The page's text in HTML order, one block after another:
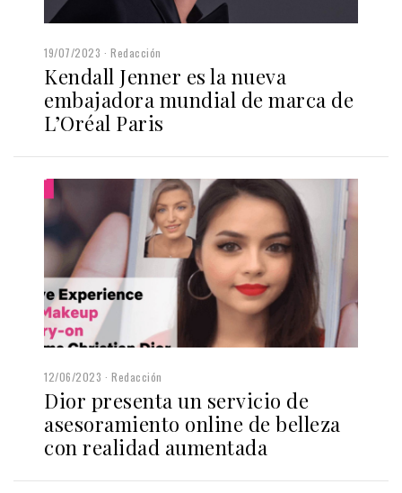
19/07/2023 Redacción
Kendall Jenner es la nueva
embajadora mundial de marca de
L’Oréal Paris
12/06/2023 Redacción
Dior presenta un servicio de
asesoramiento online de belleza
con realidad aumentada